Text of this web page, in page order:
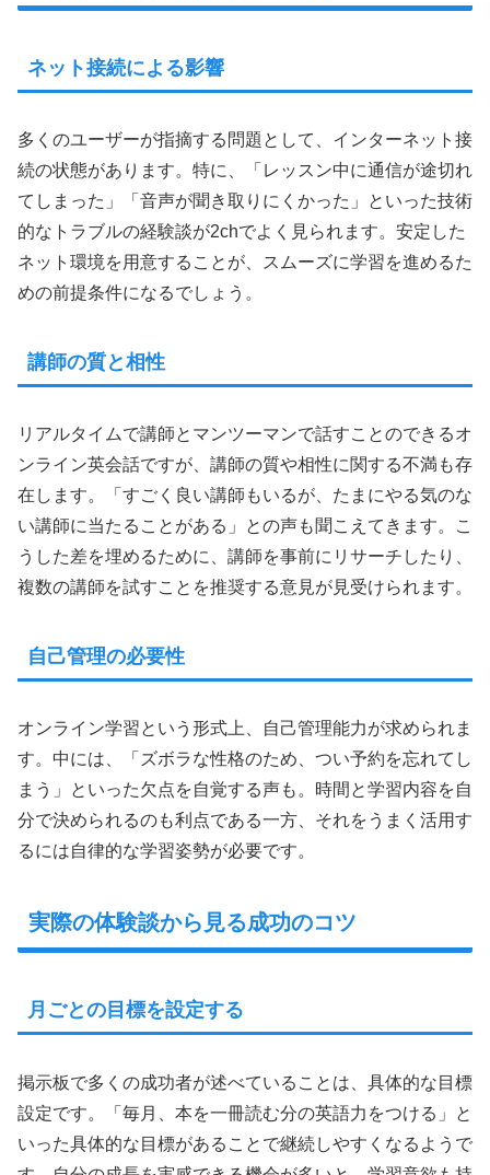
ネット接続による影響
多くのユーザーが指摘する問題として、インターネット接
続の状態があります。特に、「レッスン中に通信が途切れ
てしまった」「音声が聞き取りにくかった」といった技術
的なトラブルの経験談が2chでよく見られます。安定した
ネット環境を用意することが、スムーズに学習を進めるた
めの前提条件になるでしょう。
講師の質と相性
リアルタイムで講師とマンツーマンで話すことのできるオ
ンライン英会話ですが、講師の質や相性に関する不満も存
在します。「すごく良い講師もいるが、たまにやる気のな
い講師に当たることがある」との声も聞こえてきます。こ
うした差を埋めるために、講師を事前にリサーチしたり、
複数の講師を試すことを推奨する意見が見受けられます。
自己管理の必要性
オンライン学習という形式上、自己管理能力が求められま
す。中には、「ズボラな性格のため、つい予約を忘れてし
まう」といった欠点を自覚する声も。時間と学習内容を自
分で決められるのも利点である一方、それをうまく活用す
るには自律的な学習姿勢が必要です。
実際の体験談から見る成功のコツ
月ごとの目標を設定する
掲示板で多くの成功者が述べていることは、具体的な目標
設定です。「毎月、本を一冊読む分の英語力をつける」と
いった具体的な目標があることで継続しやすくなるようで